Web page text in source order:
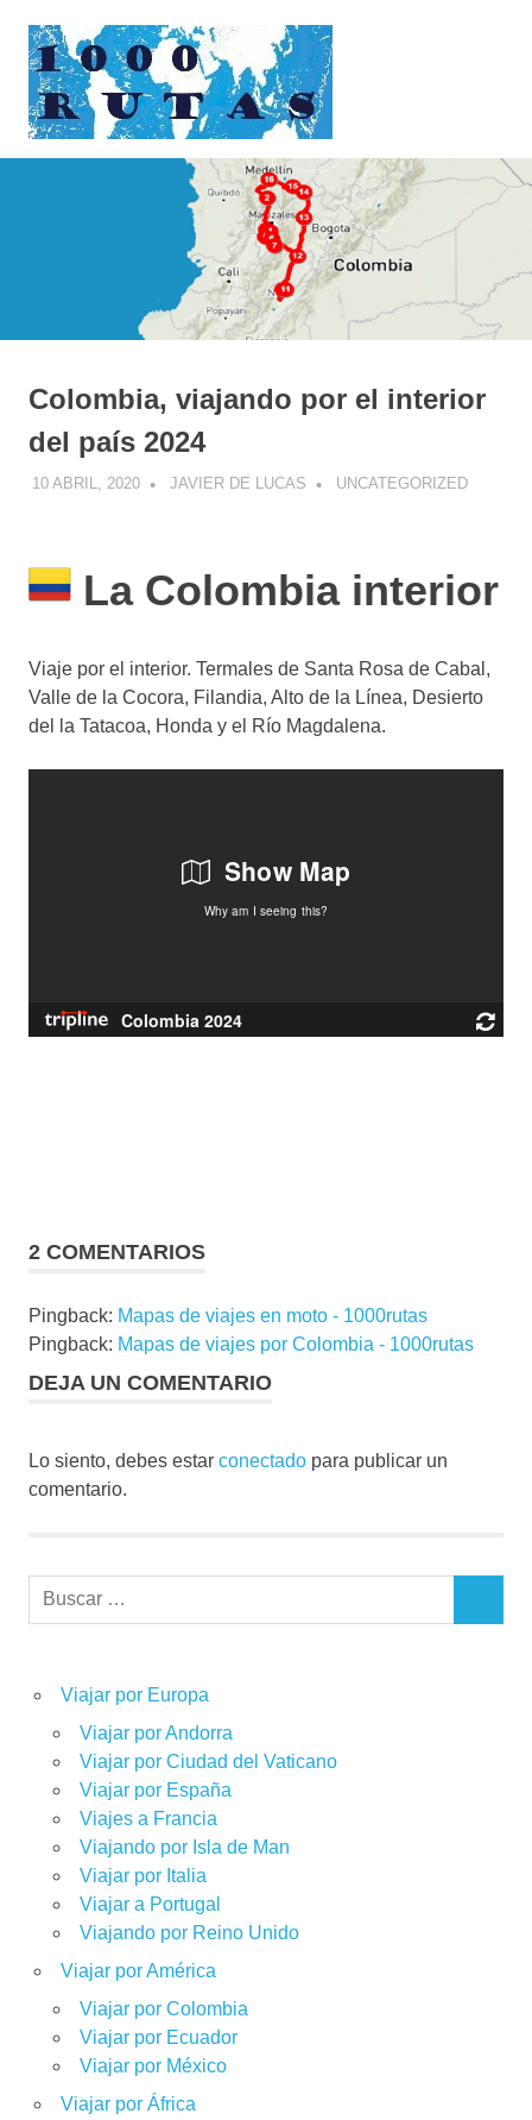
contenido
Colombia, viajando por el interior
del país 2024
10 ABRIL, 2020 JAVIER DE LUCAS UNCATEGORIZED
La Colombia interior
Viaje por el interior. Termales de Santa Rosa de Cabal,
Valle de la Cocora, Filandia, Alto de la Línea, Desierto
del la Tatacoa, Honda y el Río Magdalena.
2 COMENTARIOS
Pingback: Mapas de viajes en moto - 1000rutas
Pingback: Mapas de viajes por Colombia - 1000rutas
DEJA UN COMENTARIO
Lo siento, debes estar conectado para publicar un
comentario.
Buscar:
Viajar por Europa
Viajar por Andorra
Viajar por Ciudad del Vaticano
Viajar por España
Viajes a Francia
Viajando por Isla de Man
Viajar por Italia
Viajar a Portugal
Viajando por Reino Unido
Viajar por América
Viajar por Colombia
Viajar por Ecuador
Viajar por México
Viajar por África